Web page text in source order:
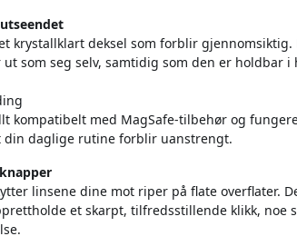
krystallklart deksel som forblir gjennomsiktig.
som seg selv, samtidig som den er holdbar i
kompatibelt med MagSafe-tilbehør og
din daglige rutine forblir uanstrengt.
linsene dine mot riper på flate overflater.
et skarpt, tilfredsstillende klikk, noe